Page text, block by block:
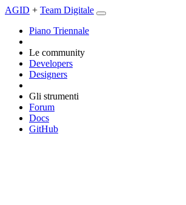
AGID + Team Digitale
Piano Triennale
Le community
Developers
Designers
Gli strumenti
Forum
Docs
GitHub